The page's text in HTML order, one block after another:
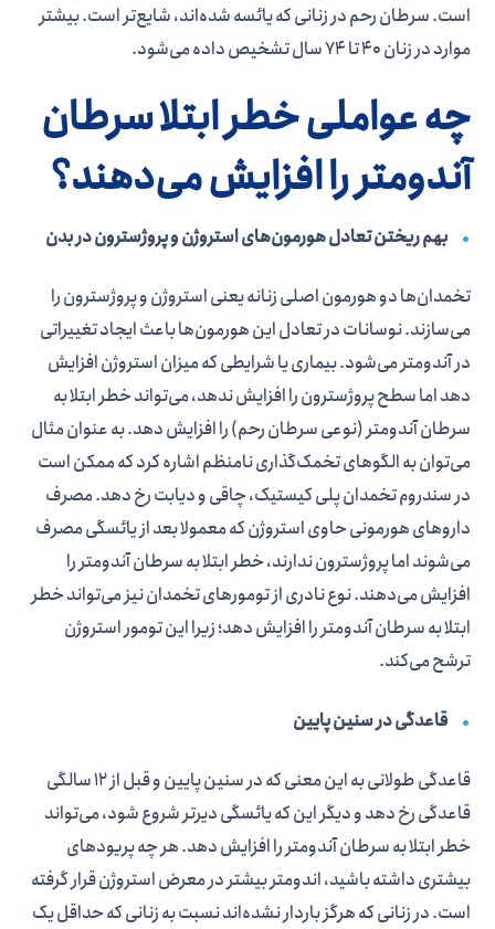
است. سرطان رحم در زنانی که یائسه شده‌اند، شایع‌تر است. بیشتر
موارد در زنان 40 تا 74 سال تشخیص داده می‌شود.
چه عواملی خطر ابتلا سرطان
آندومتر را افزایش می‌دهند؟
بهم ریختن تعادل هورمون‌های استروژن و پروژسترون در بدن
تخمدان‌ها دو هورمون اصلی زنانه یعنی استروژن و پروژسترون را
می‌سازند. نوسانات در تعادل این هورمون‌ها باعث ایجاد تغییراتی
در آندومتر می‌شود. بیماری یا شرایطی که میزان استروژن افزایش
دهد اما سطح پروژسترون را افزایش ندهد، می‌تواند خطر ابتلا به
سرطان آندومتر (نوعی سرطان رحم) را افزایش دهد. به عنوان مثال
می‌توان به الگوهای تخمک‌گذاری نامنظم اشاره کرد که ممکن است
در سندروم تخمدان پلی کیستیک، چاقی و دیابت رخ دهد. مصرف
داروهای هورمونی حاوی استروژن که معمولا بعد از یائسگی مصرف
می‌شوند اما پروژسترون ندارند، خطر ابتلا به سرطان آندومتر را
افزایش می‌دهند. نوع نادری از تومورهای تخمدان نیز می‌تواند خطر
ابتلا به سرطان آندومتر را افزایش دهد؛ زیرا این تومور استروژن
ترشح می‌کند.
قاعدگی در سنین پایین
قاعدگی طولانی به این معنی که در سنین پایین و قبل از 12 سالگی
قاعدگی رخ دهد و دیگر این که یائسگی دیرتر شروع شود، می‌تواند
خطر ابتلا به سرطان آندومتر را افزایش دهد. هر چه پریودهای
بیشتری داشته باشید، اندومتر بیشتر در معرض استروژن قرار گرفته
است. در زنانی که هرگز باردار نشده‌اند نسبت به زنانی که حداقل یک